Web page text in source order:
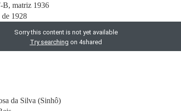
B, matriz 1936
1928
da Silva (Sinhô)